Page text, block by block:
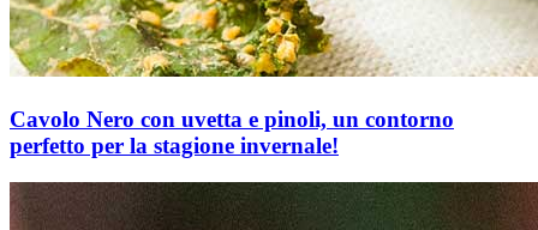
Cavolo Nero con uvetta e pinoli, un contorno
perfetto per la stagione invernale!